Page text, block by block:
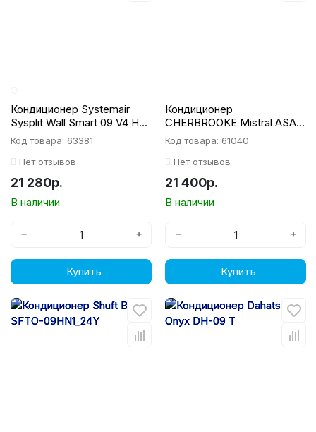
Кондиционер Systemair
Sysplit Wall Smart 09 V4 HP
Q
Код товара: 63381
Нет отзывов
21 280р.
В наличии
− +
Купить
Кондиционер
CHERBROOKE Mistral ASA-
09 HR4K1/AOA-09 HR4K1
Код товара: 61040
Нет отзывов
21 400р.
В наличии
− +
Купить